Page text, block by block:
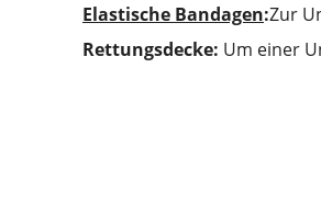
Elastische Bandagen:Zur
Rettungsdecke: Um einer